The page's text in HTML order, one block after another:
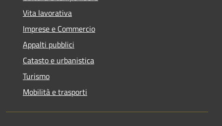
Vita lavorativa
Imprese e Commercio
Appalti pubblici
Catasto e urbanistica
Turismo
Mobilità e trasporti